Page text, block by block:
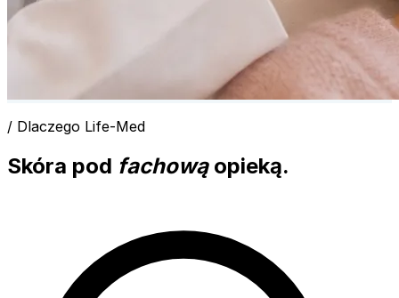
/ Dlaczego Life-Med
Skóra pod fachowąopieką.